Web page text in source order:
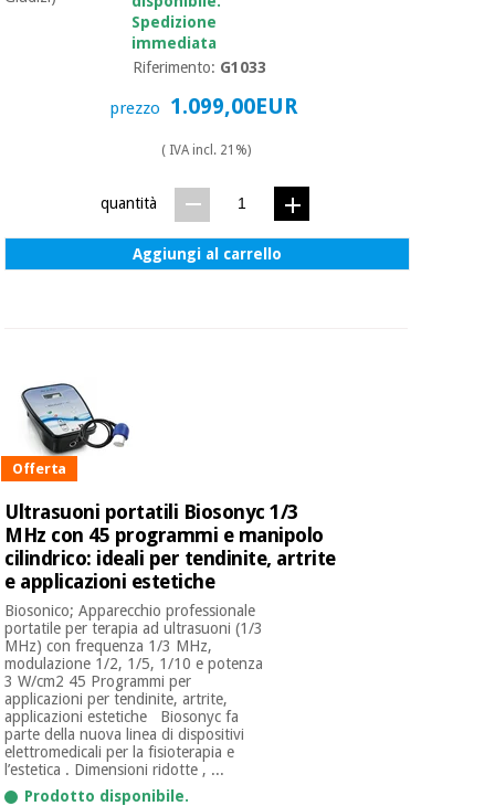
Spedizione
immediata
Riferimento: G1033
prezzo 1.099,00EUR
( IVA incl. 21%)
quantità
Aggiungi al carrello
Offerta
Ultrasuoni portatili Biosonyc 1/3
MHz con 45 programmi e manipolo
cilindrico: ideali per tendinite, artrite
e applicazioni estetiche
Biosonico; Apparecchio professionale
portatile per terapia ad ultrasuoni (1/3
MHz) con frequenza 1/3 MHz,
modulazione 1/2, 1/5, 1/10 e potenza
3 W/cm2 45 Programmi per
applicazioni per tendinite, artrite,
applicazioni estetiche Biosonyc fa
parte della nuova linea di dispositivi
elettromedicali per la fisioterapia e
l’estetica . Dimensioni ridotte , ...
Prodotto disponibile.